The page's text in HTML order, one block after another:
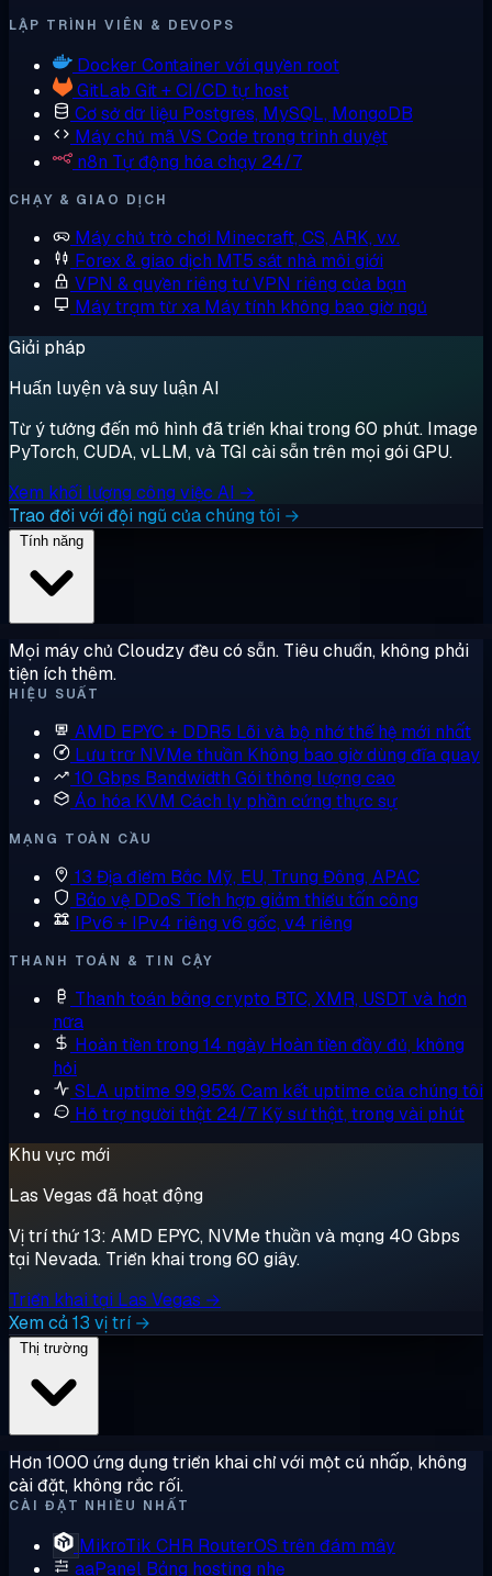
LẬP TRÌNH VIÊN & DEVOPS
Docker Container với quyền root
GitLab Git + CI/CD tự host
Cơ sở dữ liệu Postgres, MySQL, MongoDB
Máy chủ mãVS Code trong trình duyệt
n8n Tự động hóa chạy 24/7
CHẠY & GIAO DỊCH
Máy chủ trò chơi Minecraft, CS, ARK, v.v.
Forex & giao dịch MT5 sát nhà môi giới
VPN & quyền riêng tưVPN riêng của bạn
Máy trạm từ xa Máy tính không bao giờ ngủ
Giải pháp
Huấn luyện và suy luận AI
Từ ý tưởng đến mô hình đã triển khai trong 60 phút. Image
PyTorch, CUDA, vLLM, và TGI cài sẵn trên mọi gói GPU.
Xem khối lượng công việc AI →
Trao đổi với đội ngũ của chúng tôi →
Mọi máy chủ Cloudzy đều có sẵn. Tiêu chuẩn, không phải
tiện ích thêm.
HIỆU SUẤT
AMD EPYC + DDR5 Lõi và bộ nhớ thế hệ mới nhất
Lưu trữ NVMe thuần Không bao giờ dùng đĩa quay
10 Gbps Bandwidth Gói thông lượng cao
Ảo hóa KVM Cách ly phần cứng thực sự
MẠNG TOÀN CẦU
13 Địa điểm Bắc Mỹ, EU, Trung Đông, APAC
Bảo vệ DDoS Tích hợp giảm thiểu tấn công
IPv6 + IPv4 riêng v6 gốc, v4 riêng
THANH TOÁN & TIN CẬY
Thanh toán bằng crypto BTC, XMR, USDT và hơn
nữa
Hoàn tiền trong 14 ngày Hoàn tiền đầy đủ, không
hỏi
SLA uptime 99,95% Cam kết uptime của chúng tôi
Hỗ trợ người thật 24/7 Kỹ sư thật, trong vài phút
Khu vực mới
Las Vegas đã hoạt động
Vị trí thứ 13: AMD EPYC, NVMe thuần và mạng 40 Gbps
tại Nevada. Triển khai trong 60 giây.
Triển khai tại Las Vegas →
Xem cả 13 vị trí →
Hơn 1000 ứng dụng triển khai chỉ với một cú nhấp, không
cài đặt, không rắc rối.
CÀI ĐẶT NHIỀU NHẤT
MikroTik CHR RouterOS trên đám mây
aaPanel Bảng hosting nhẹ